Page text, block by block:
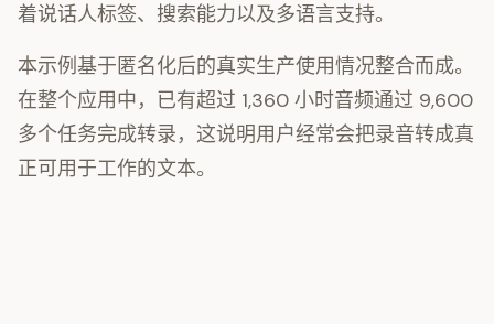
着说话人标签、搜索能力以及多语言支持。
本示例基于匿名化后的真实生产使用情况整合而成。
在整个应用中，已有超过 1,360 小时音频通过 9,600
多个任务完成转录，这说明用户经常会把录音转成真
正可用于工作的文本。